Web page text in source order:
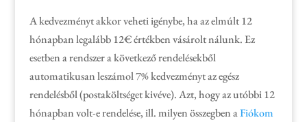
A kedvezményt akkor veheti igénybe, ha az elmúlt 12
hónapban legalább 12€ értékben vásárolt nálunk. Ez
esetben a rendszer a következő rendelésekből
automatikusan leszámol 7% kedvezményt az egész
rendelésből (postaköltséget kivéve). Azt, hogy az utóbbi 12
hónapban volt-e rendelése, ill. milyen összegben aFiókom